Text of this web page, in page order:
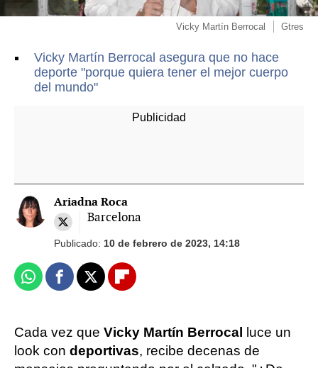
Vicky Martín Berrocal Gtres
Vicky Martín Berrocal asegura que no hace
deporte "porque quiera tener el mejor cuerpo
del mundo"
Ariadna Roca
Barcelona
Publicado: 10 de febrero de 2023, 14:18
WhatsappFacebook
X Flipboard
Cada vez que Vicky Martín Berrocal
luce un
look con deportivas, recibe decenas de